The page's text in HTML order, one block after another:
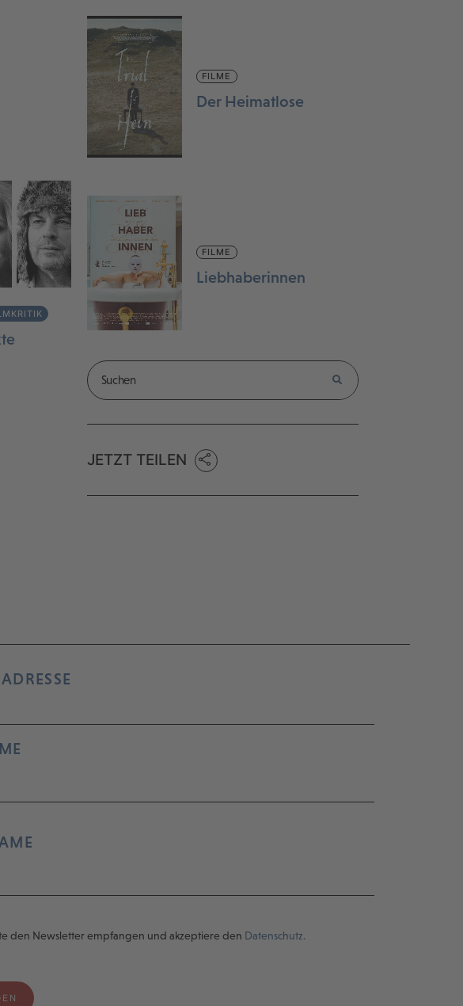
FILME
Der Heimatlose
FILME
Liebhaberinnen
JETZT TEILEN
den Newsletter empfangen und akzeptiere den Datenschutz.